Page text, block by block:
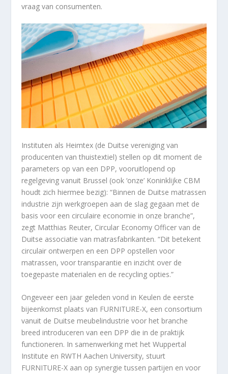
vraag van consumenten.
Instituten als Heimtex (de Duitse vereniging van
producenten van thuistextiel) stellen op dit moment de
parameters op van een DPP, vooruitlopend op
regelgeving vanuit Brussel (ook ‘onze’ Koninklijke CBM
houdt zich hiermee bezig): “Binnen de Duitse matrassen
industrie zijn werkgroepen aan de slag gegaan met de
basis voor een circulaire economie in onze branche”,
zegt Matthias Reuter, Circular Economy Officer van de
Duitse associatie van matrasfabrikanten. “Dit betekent
circulair ontwerpen en een DPP opstellen voor
matrassen, voor transparantie en inzicht over de
toegepaste materialen en de recycling opties.”
Ongeveer een jaar geleden vond in Keulen de eerste
bijeenkomst plaats van FURNITURE-X, een consortium
vanuit de Duitse meubelindustrie voor het branche
breed introduceren van een DPP die in de praktijk
functioneren. In samenwerking met het Wuppertal
Institute en RWTH Aachen University, stuurt
FURNITURE-X aan op synergie tussen partijen en voor